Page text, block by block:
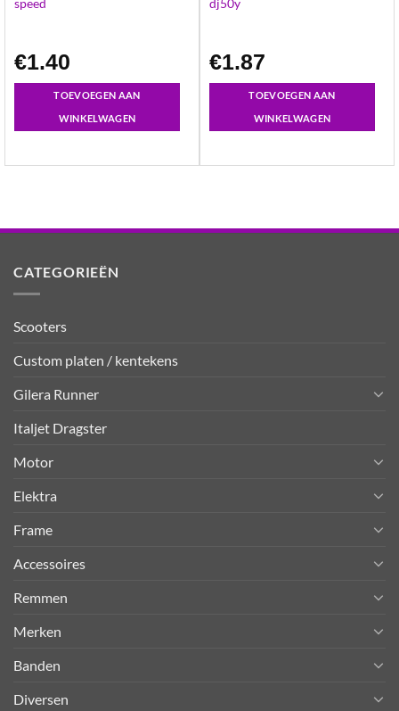
€1.40
TOEVOEGEN AAN
WINKELWAGEN
€1.87
TOEVOEGEN AAN
WINKELWAGEN
CATEGORIEËN
Scooters
Custom platen / kentekens
Gilera Runner
Italjet Dragster
Motor
Elektra
Frame
Accessoires
Remmen
Merken
Banden
Diversen